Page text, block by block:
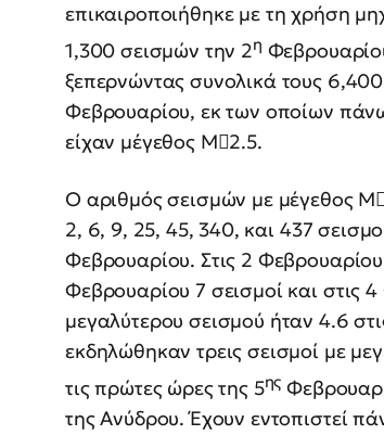
επικαιροποιήθηκε με τη χρήση
1,300 σεισμών την 2η
ξεπερνώντας συνολικά τους 6,400
Φεβρουαρίου, εκ των οποίων
είχαν μέγεθος Μ2.5.
Ο αριθμός σεισμών με μέγεθος
2, 6, 9, 25, 45, 340, και 437
Φεβρουαρίου. Στις 2
Φεβρουαρίου 7 σεισμοί και στις
μεγαλύτερου σεισμού ήταν 4.6
εκδηλώθηκαν τρεις σεισμοί με
τις πρώτες ώρες της 5ης
της Ανύδρου. Έχουν εντοπιστεί